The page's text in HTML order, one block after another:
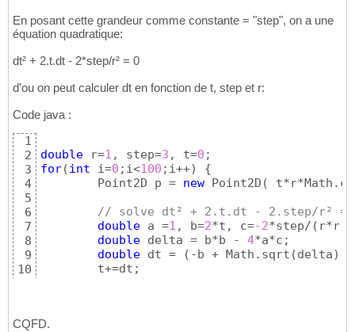
En posant cette grandeur comme constante = "step", on a une
équation quadratique:
dt² + 2.t.dt - 2*step/r² = 0
d'ou on peut calculer dt en fonction de t, step et r:
Code java :
1
2
3
4
5
6
7
8
9
10
double r=1 , step=3 , t=0
for(int i=0 ;i<100 ;i++)
{
	Point2D p =
new Point2D (
// solve dt² + 2.t.dt - 2.step/r² =
double a =1 , b=2*t, c=-2*step/ ( r*r)
double delta = b*b - 4*a*c;
double dt = ( -b + Math.sqrt (delta) )
CQFD.